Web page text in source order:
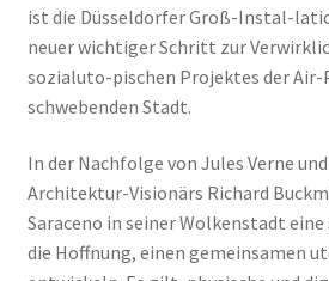
ist die Düsseldorfer Groß-Instal-
neuer wichtiger Schritt zur
sozialuto-pischen Projektes der
schwebenden Stadt.
In der Nachfolge von Jules Verne
Architektur-Visionärs Richard
Saraceno in seiner Wolkenstadt
die Hoffnung, einen gemeinsamen